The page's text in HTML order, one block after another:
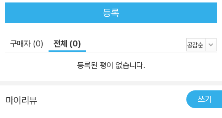
술 읽기만 해도 한 번에 이해할 수 있습니다. ‘챗GPT 앱이 뭐야?’,
‘무료와 유료 버전은 뭐가 달라?’와 같은 가장 기초적인 궁금증도 하
부터 실제 활용까지 단계를 밟아가며 활용법을 익힐 수 있습니다. 가
입부터 챗GPT와의 첫 대화, 제대로 질문하는 법, 일상생활과 업무
있습니다 단순한 설명에 그치지 않고 책 속 QR 코드를 통해 [유튜브
등록
구매자 (0) 전체 (0)
등록된 평이 없습니다.
마이리뷰 쓰기